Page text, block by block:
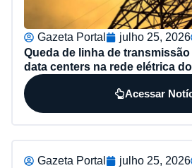
Gazeta Portal julho 25, 2026
Queda de linha de
data centers na rede elétrica
Acessar
Gazeta Portal julho 25, 2026